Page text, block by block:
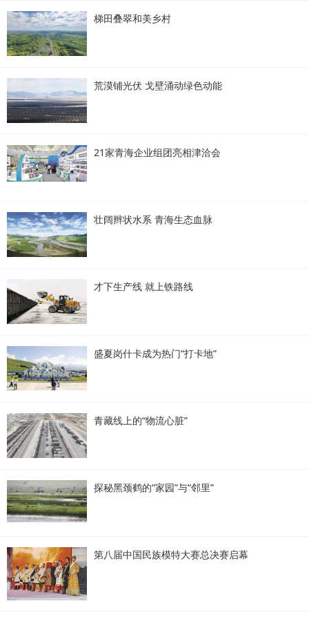
梯田叠翠和美乡村
荒漠铺光伏 戈壁涌动绿色动能
21家青海企业组团亮相津洽会
壮阔辫状水系 青海生态血脉
才下生产线 就上铁路线
盛夏岗什卡成为热门“打卡地”
青藏线上的“物流心脏”
探秘黑颈鹤的“家园”与“邻里”
第八届中国民族模特大赛总决赛启幕